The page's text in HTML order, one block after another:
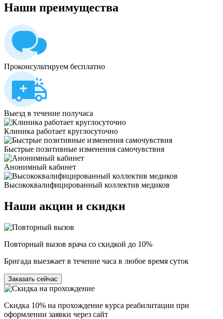
Наши преимущества
Проконсультируем бесплатно
Выезд в течение получаса
Клиника работает круглосуточно
Быстрые позитивные изменения самочувствия
Анонимный кабинет
Высококвалифицированный коллектив медиков
Наши акции и скидки
Повторный вызов врача со скидкой до 10%
Бригада выезжает в течение часа в любое время суток
Заказать сейчас
Скидка 10% на прохождение курса реабилитации при
оформлении заявки через сайт